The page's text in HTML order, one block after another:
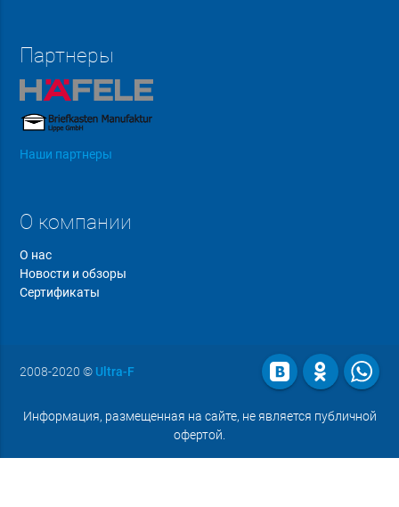
Партнеры
Наши партнеры
О компании
О нас
Новости и обзоры
Сертификаты
2008-2020 © Ultra-F
Информация, размещенная на сайте, не является публичной
офертой.